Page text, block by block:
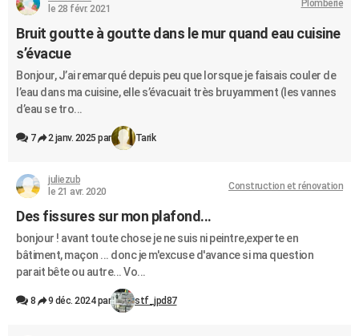
le 28 févr. 2021
Plomberie
Bruit goutte à goutte dans le mur quand eau cuisine
s’évacue
Bonjour, J’ai remarqué depuis peu que lorsque je faisais couler de
l’eau dans ma cuisine, elle s’évacuait très bruyamment (les vannes
d’eau se tro...
7 2 janv. 2025 par Tarik
juliezub
le 21 avr. 2020
Construction et rénovation
Des fissures sur mon plafond...
bonjour ! avant toute chose je ne suis ni peintre,experte en
bâtiment, maçon ... donc je m'excuse d'avance si ma question
parait bête ou autre... Vo...
8 9 déc. 2024 par stf_jpd87